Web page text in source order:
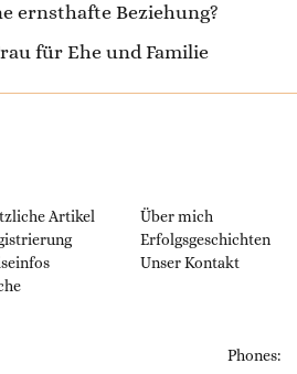
ernsthafte Beziehung?
für Ehe und Familie
Artikel
Über mich
Erfolgsgeschichten
Unser Kontakt
Phones: